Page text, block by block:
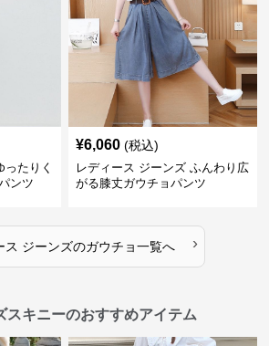
ったりく
ンツ
¥6,060 (税込)
レディース ジーンズ ふんわり広
がる膝丈ガウチョパンツ
ス ジーンズのガウチョ一覧へ ›
スキニーのおすすめアイテム